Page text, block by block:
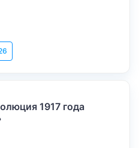
1917 года